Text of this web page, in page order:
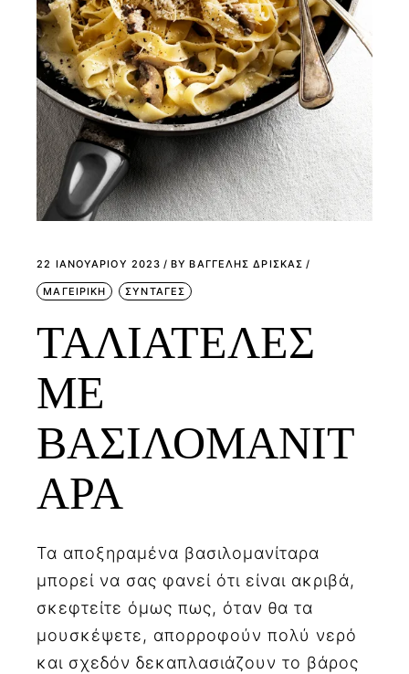
22 ΙΑΝΟΥΑΡΊΟΥ 2023 BY ΒΑΓΓΕΛΗΣ ΔΡΙΣΚΑΣ
ΜΑΓΕΙΡΙΚΗ ΣΥΝΤΑΓΕΣ
ΤΑΛΙΑΤΕΛΕΣ
ΜΕ
ΒΑΣΙΛΟΜΑΝΙΤ
ΑΡΑ
Τα αποξηραμένα βασιλομανίταρα
μπορεί να σας φανεί ότι είναι ακριβά,
σκεφτείτε όμως πως, όταν θα τα
μουσκέψετε, απορροφούν πολύ νερό
και σχεδόν δεκαπλασιάζουν το βάρος